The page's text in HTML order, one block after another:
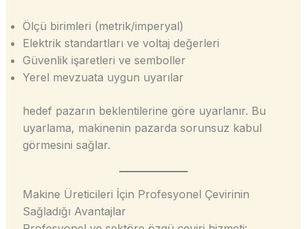
Ölçü birimleri (metrik/imperyal)
Elektrik standartları ve voltaj değerleri
Güvenlik işaretleri ve semboller
Yerel mevzuata uygun uyarılar
hedef pazarın beklentilerine göre uyarlanır. Bu
uyarlama, makinenin pazarda sorunsuz kabul
görmesini sağlar.
Makine Üreticileri İçin Profesyonel Çevirinin
Sağladığı Avantajlar